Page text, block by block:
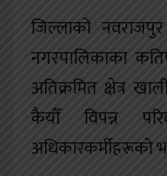
जिल्लाको
नगरपालिकाका
अतिक्रमित क्षेत्र
कैयौँ विपन्न
अधिकारकर्मीहरूको